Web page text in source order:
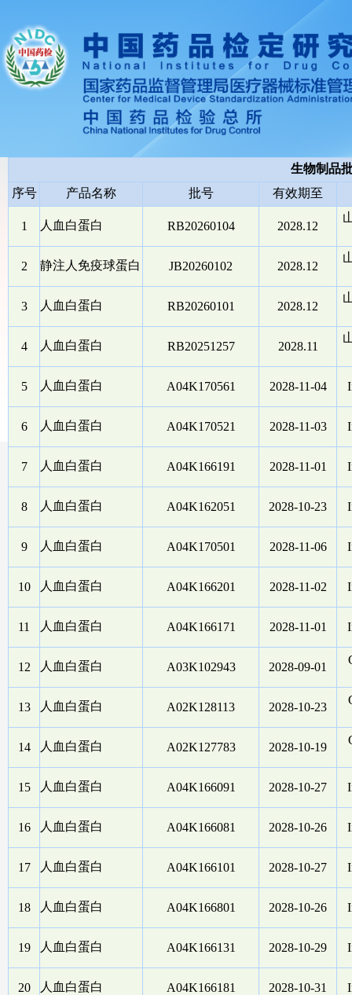
生物制品
序号
产品名称 批号 有效期至
1 人血白蛋白 RB20260104 2028.12
2 静注人免疫球蛋白 JB20260102 2028.12
3 人血白蛋白 RB20260101 2028.12
4 人血白蛋白 RB20251257 2028.11
5 人血白蛋白 A04K170561 2028-11-04
6 人血白蛋白 A04K170521 2028-11-03
7 人血白蛋白 A04K166191 2028-11-01
8 人血白蛋白 A04K162051 2028-10-23
9 人血白蛋白 A04K170501 2028-11-06
10 人血白蛋白 A04K166201 2028-11-02
11 人血白蛋白 A04K166171 2028-11-01
12 人血白蛋白 A03K102943 2028-09-01
13 人血白蛋白 A02K128113 2028-10-23
14 人血白蛋白 A02K127783 2028-10-19
15 人血白蛋白 A04K166091 2028-10-27
16 人血白蛋白 A04K166081 2028-10-26
17 人血白蛋白 A04K166101 2028-10-27
18 人血白蛋白 A04K166801 2028-10-26
19 人血白蛋白 A04K166131 2028-10-29
20 人血白蛋白 A04K166181 2028-10-31